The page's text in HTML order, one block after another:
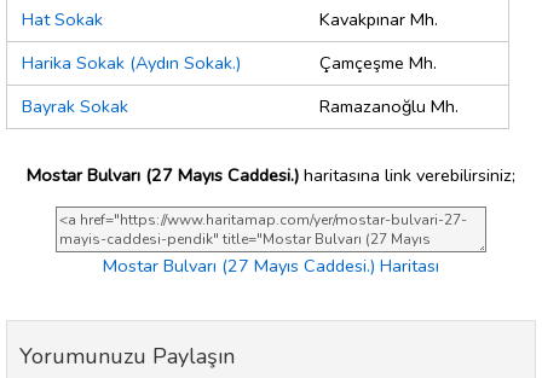
Hat Sokak
Kavakpınar Mh.
Harika Sokak (Aydın Sokak.)
Çamçeşme Mh.
Bayrak Sokak
Ramazanoğlu Mh.
Mostar Bulvarı (27 Mayıs Caddesi.) haritasına link verebilirsiniz;
Mostar Bulvarı (27 Mayıs Caddesi.) Haritası
Yorumunuzu Paylaşın